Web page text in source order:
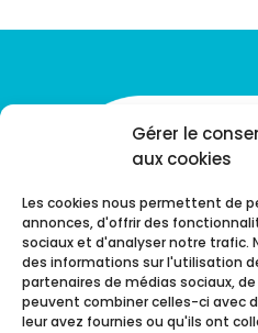
Gérer le
aux cookies
Les cookies nous permettent de
annonces, d'offrir des
sociaux et d'analyser notre trafic.
des informations sur l'utilisation
partenaires de médias sociaux,
peuvent combiner celles-ci avec
leur avez fournies ou qu'ils ont
L’Entreprise ICSEL réalise et